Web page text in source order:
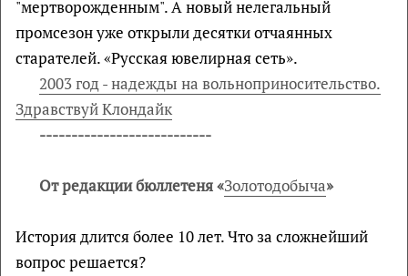
"мертворожденным". А новый нелегальный
промсезон уже открыли десятки отчаянных
старателей. «Русская ювелирная сеть».
2003 год - надежды на вольноприносительство.
Здравствуй Клондайк
---------------------------
От редакции бюллетеня «Золотодобыча»
История длится более 10 лет. Что за сложнейший
вопрос решается?